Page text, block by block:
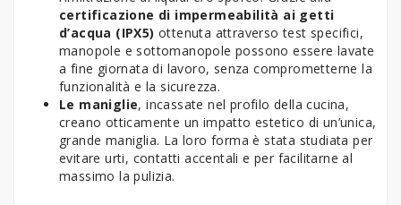
certificazione di impermeabilità ai getti
d’acqua (IPX5) ottenuta attraverso test specifici,
manopole e sottomanopole possono essere lavate
a fine giornata di lavoro, senza comprometterne la
funzionalità e la sicurezza.
Le maniglie, incassate nel profilo della cucina,
creano otticamente un impatto estetico di un’unica,
grande maniglia. La loro forma è stata studiata per
evitare urti, contatti accentali e per facilitarne al
massimo la pulizia.